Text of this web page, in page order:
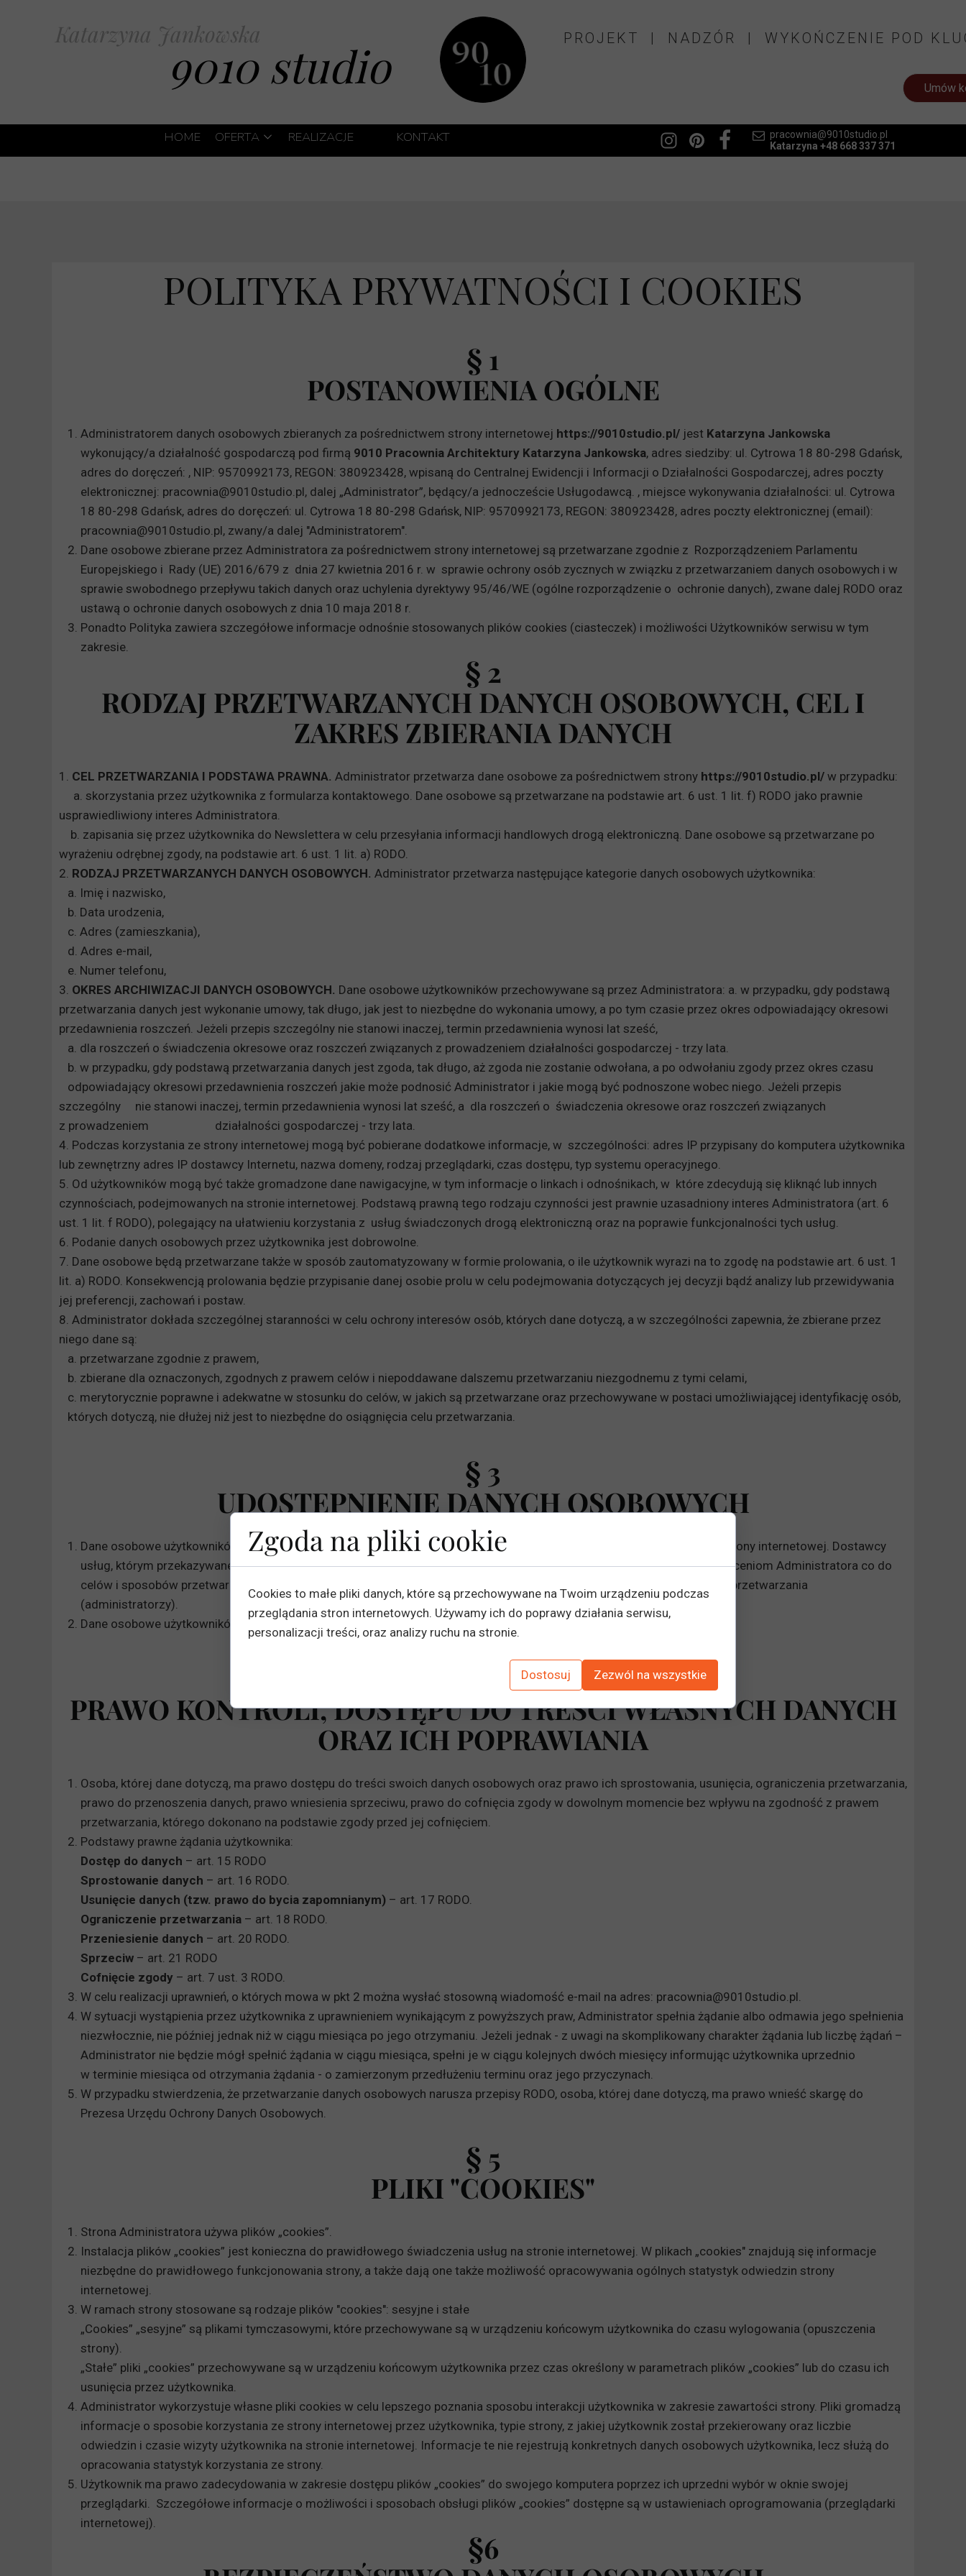
Katarzyna Jankowska
9010 studio PROJEKT | NADZÓR | WYKOŃCZENIE POD
pracownia@9010studio.pl
Katarzyna +48 668 337 371
Umów
HOME OFERTA
PROJEKT POD KLUCZ
REALIZACJE KONTAKT
POLITYKA PRYWATNOŚCI I COOKIES
§ 1
POSTANOWIENIA OGÓLNE
Administratorem danych osobowych zbieranych za pośrednictwem strony internetowej https://9010studio.pl/ jest Katarzyna Jankowska
wykonujący/a działalność gospodarczą pod firmą 9010 Pracownia Architektury Katarzyna Jankowska, adres siedziby: ul. Cytrowa 18 80-298 Gdańsk,
adres do doręczeń: , NIP: 9570992173, REGON: 380923428, wpisaną do Centralnej Ewidencji i Informacji o Działalności Gospodarczej, adres poczty
elektronicznej: pracownia@9010studio.pl, dalej „Administrator”, będący/a jednoczeście Usługodawcą. , miejsce wykonywania działalności: ul. Cytrowa
18 80-298 Gdańsk, adres do doręczeń: ul. Cytrowa 18 80-298 Gdańsk, NIP: 9570992173, REGON: 380923428, adres poczty elektronicznej (email):
pracownia@9010studio.pl, zwany/a dalej "Administratorem".
Dane osobowe zbierane przez Administratora za pośrednictwem strony internetowej są przetwarzane zgodnie z Rozporządzeniem Parlamentu
Europejskiego i Rady (UE) 2016/679 z dnia 27 kwietnia 2016 r. w sprawie ochrony osób zycznych w związku z przetwarzaniem danych osobowych i w
sprawie swobodnego przepływu takich danych oraz uchylenia dyrektywy 95/46/WE (ogólne rozporządzenie o ochronie danych), zwane dalej RODO oraz
ustawą o ochronie danych osobowych z dnia 10 maja 2018 r.
Ponadto Polityka zawiera szczegółowe informacje odnośnie stosowanych plików cookies (ciasteczek) i możliwości Użytkowników serwisu w tym
zakresie.
§ 2
RODZAJ PRZETWARZANYCH DANYCH OSOBOWYCH, CEL I
ZAKRES ZBIERANIA DANYCH
1. CEL PRZETWARZANIA I PODSTAWA PRAWNA. Administrator przetwarza dane osobowe za pośrednictwem strony https://9010studio.pl/ w przypadku:
a. skorzystania przez użytkownika z formularza kontaktowego. Dane osobowe są przetwarzane na podstawie art. 6 ust. 1 lit. f) RODO jako prawnie
usprawiedliwiony interes Administratora.
b. zapisania się przez użytkownika do Newslettera w celu przesyłania informacji handlowych drogą elektroniczną. Dane osobowe są przetwarzane po
wyrażeniu odrębnej zgody, na podstawie art. 6 ust. 1 lit. a) RODO.
2. RODZAJ PRZETWARZANYCH DANYCH OSOBOWYCH. Administrator przetwarza następujące kategorie danych osobowych użytkownika:
a. Imię i nazwisko,
b. Data urodzenia,
c. Adres (zamieszkania),
d. Adres e-mail,
e. Numer telefonu,
3. OKRES ARCHIWIZACJI DANYCH OSOBOWYCH. Dane osobowe użytkowników przechowywane są przez Administratora: a. w przypadku, gdy podstawą
przetwarzania danych jest wykonanie umowy, tak długo, jak jest to niezbędne do wykonania umowy, a po tym czasie przez okres odpowiadający okresowi
przedawnienia roszczeń. Jeżeli przepis szczególny nie stanowi inaczej, termin przedawnienia wynosi lat sześć,
a. dla roszczeń o świadczenia okresowe oraz roszczeń związanych z prowadzeniem działalności gospodarczej - trzy lata.
b. w przypadku, gdy podstawą przetwarzania danych jest zgoda, tak długo, aż zgoda nie zostanie odwołana, a po odwołaniu zgody przez okres czasu
odpowiadający okresowi przedawnienia roszczeń jakie może podnosić Administrator i jakie mogą być podnoszone wobec niego. Jeżeli przepis
szczególny nie stanowi inaczej, termin przedawnienia wynosi lat sześć, a dla roszczeń o świadczenia okresowe oraz roszczeń związanych
z prowadzeniem działalności gospodarczej - trzy lata.
4. Podczas korzystania ze strony internetowej mogą być pobierane dodatkowe informacje, w szczególności: adres IP przypisany do komputera użytkownika
lub zewnętrzny adres IP dostawcy Internetu, nazwa domeny, rodzaj przeglądarki, czas dostępu, typ systemu operacyjnego.
5. Od użytkowników mogą być także gromadzone dane nawigacyjne, w tym informacje o linkach i odnośnikach, w które zdecydują się kliknąć lub innych
czynnościach, podejmowanych na stronie internetowej. Podstawą prawną tego rodzaju czynności jest prawnie uzasadniony interes Administratora (art. 6
ust. 1 lit. f RODO), polegający na ułatwieniu korzystania z usług świadczonych drogą elektroniczną oraz na poprawie funkcjonalności tych usług.
6. Podanie danych osobowych przez użytkownika jest dobrowolne.
7. Dane osobowe będą przetwarzane także w sposób zautomatyzowany w formie prolowania, o ile użytkownik wyrazi na to zgodę na podstawie art. 6 ust. 1
lit. a) RODO. Konsekwencją prolowania będzie przypisanie danej osobie prolu w celu podejmowania dotyczących jej decyzji bądź analizy lub przewidywania
jej preferencji, zachowań i postaw.
8. Administrator dokłada szczególnej staranności w celu ochrony interesów osób, których dane dotyczą, a w szczególności zapewnia, że zbierane przez
niego dane są:
a. przetwarzane zgodnie z prawem,
b. zbierane dla oznaczonych, zgodnych z prawem celów i niepoddawane dalszemu przetwarzaniu niezgodnemu z tymi celami,
c. merytorycznie poprawne i adekwatne w stosunku do celów, w jakich są przetwarzane oraz przechowywane w postaci umożliwiającej identyfikację osób,
których dotyczą, nie dłużej niż jest to niezbędne do osiągnięcia celu przetwarzania.
§ 3
UDOSTĘPNIENIE DANYCH OSOBOWYCH
Dane osobowe użytkowników przekazywane są dostawcom usług, z których korzysta Administrator przy prowadzeniu strony internetowej. Dostawcy
usług, którym przekazywane są dane osobowe, w zależności od uzgodnień umownych i okoliczności, albo podlegają poleceniom Administratora co do
celów i sposobów przetwarzania tych danych (podmioty przetwarzające) albo samodzielnie określają cele i sposoby ich przetwarzania
(administratorzy).
Dane osobowe użytkowników są przechowywane wyłącznie na terenie Europejskiego Obszaru Gospodarczego (EOG).
PRAWO KONTROLI, DOSTĘPU DO TREŚCI WŁASNYCH DANYCH
ORAZ ICH POPRAWIANIA
Osoba, której dane dotyczą, ma prawo dostępu do treści swoich danych osobowych oraz prawo ich sprostowania, usunięcia, ograniczenia przetwarzania,
prawo do przenoszenia danych, prawo wniesienia sprzeciwu, prawo do cofnięcia zgody w dowolnym momencie bez wpływu na zgodność z prawem
przetwarzania, którego dokonano na podstawie zgody przed jej cofnięciem.
Podstawy prawne żądania użytkownika:
Dostęp do danych – art. 15 RODO
Sprostowanie danych – art. 16 RODO.
Usunięcie danych (tzw. prawo do bycia zapomnianym) – art. 17 RODO.
Ograniczenie przetwarzania – art. 18 RODO.
Przeniesienie danych – art. 20 RODO.
Sprzeciw – art. 21 RODO
Cofnięcie zgody – art. 7 ust. 3 RODO.
W celu realizacji uprawnień, o których mowa w pkt 2 można wysłać stosowną wiadomość e-mail na adres: pracownia@9010studio.pl.
W sytuacji wystąpienia przez użytkownika z uprawnieniem wynikającym z powyższych praw, Administrator spełnia żądanie albo odmawia jego spełnienia
niezwłocznie, nie później jednak niż w ciągu miesiąca po jego otrzymaniu. Jeżeli jednak - z uwagi na skomplikowany charakter żądania lub liczbę żądań –
Administrator nie będzie mógł spełnić żądania w ciągu miesiąca, spełni je w ciągu kolejnych dwóch miesięcy informując użytkownika uprzednio
w terminie miesiąca od otrzymania żądania - o zamierzonym przedłużeniu terminu oraz jego przyczynach.
W przypadku stwierdzenia, że przetwarzanie danych osobowych narusza przepisy RODO, osoba, której dane dotyczą, ma prawo wnieść skargę do
Prezesa Urzędu Ochrony Danych Osobowych.
§ 5
PLIKI "COOKIES"
Strona Administratora używa plików „cookies”.
Instalacja plików „cookies” jest konieczna do prawidłowego świadczenia usług na stronie internetowej. W plikach „cookies" znajdują się informacje
niezbędne do prawidłowego funkcjonowania strony, a także dają one także możliwość opracowywania ogólnych statystyk odwiedzin strony
internetowej.
W ramach strony stosowane są rodzaje plików "cookies": sesyjne i stałe
„Cookies” „sesyjne” są plikami tymczasowymi, które przechowywane są w urządzeniu końcowym użytkownika do czasu wylogowania (opuszczenia
strony).
„Stałe” pliki „cookies” przechowywane są w urządzeniu końcowym użytkownika przez czas określony w parametrach plików „cookies” lub do czasu ich
usunięcia przez użytkownika.
Administrator wykorzystuje własne pliki cookies w celu lepszego poznania sposobu interakcji użytkownika w zakresie zawartości strony. Pliki gromadzą
informacje o sposobie korzystania ze strony internetowej przez użytkownika, typie strony, z jakiej użytkownik został przekierowany oraz liczbie
odwiedzin i czasie wizyty użytkownika na stronie internetowej. Informacje te nie rejestrują konkretnych danych osobowych użytkownika, lecz służą do
opracowania statystyk korzystania ze strony.
Użytkownik ma prawo zadecydowania w zakresie dostępu plików „cookies” do swojego komputera poprzez ich uprzedni wybór w oknie swojej
przeglądarki. Szczegółowe informacje o możliwości i sposobach obsługi plików „cookies” dostępne są w ustawieniach oprogramowania (przeglądarki
internetowej).
§6
Zgoda na pliki cookie
Cookies to małe pliki danych, które są przechowywane na Twoim urządzeniu podczas
przeglądania stron internetowych. Używamy ich do poprawy działania serwisu,
personalizacji treści, oraz analizy ruchu na stronie.
Dostosuj Zezwól na wszystkie